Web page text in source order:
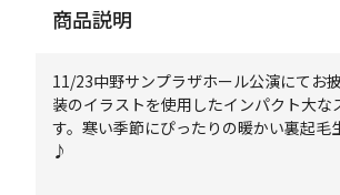
商品説明
11/23中野サンプラザホール公演にてお
装のイラストを使用したインパクト大な
す。寒い季節にぴったりの暖かい裏起毛
♪